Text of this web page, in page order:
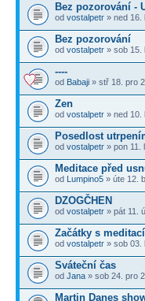
Bez pozorování -
od vostalpetr » ned 16.
Bez pozorování
od vostalpetr » sob 15.
----
od Babaji » stř 18. pro
Zen
od vostalpetr » ned 10.
Posedlost
od vostalpetr » pon 11.
Meditace před
od Lumpino5 » úte 12.
DZOGČHEN
od vostalpetr » pát 11.
Začátky s
od vostalpetr » sob 03.
Sváteční čas
od Jana » sob 24. pro
Martin Danes